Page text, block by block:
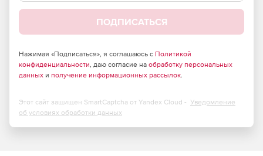
Область применения:
воздействия со стороны сетей общего пользования.
Создание отказоустойчивой VPN-сети между
Защита сетевого трафика в мультисервисных сетях
ПОДПИСАТЬСЯ
Нажимая «Подписаться», я соглашаюсь с Политикой
конфиденциальности, даю согласие на обработку персональных
данных и получение информационных рассылок.
Этот сайт защищен SmartCaptcha от Yandex Cloud - Уведомление
об условиях обработки данных